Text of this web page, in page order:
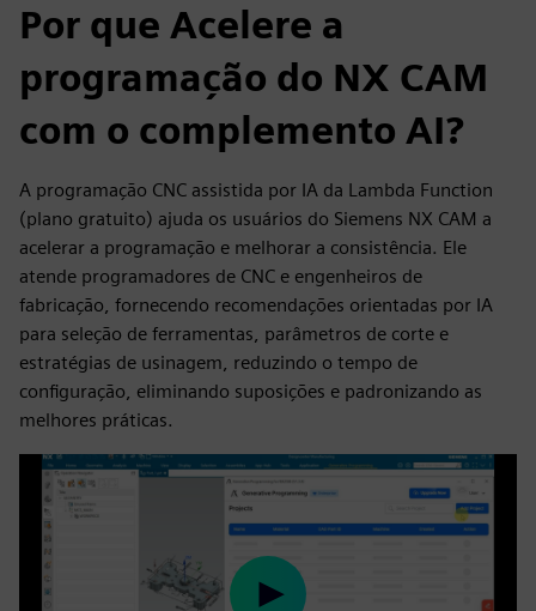
Por que Acelere a
programação do NX CAM
com o complemento AI?
A programação CNC assistida por IA da Lambda Function
(plano gratuito) ajuda os usuários do Siemens NX CAM a
acelerar a programação e melhorar a consistência. Ele
atende programadores de CNC e engenheiros de
fabricação, fornecendo recomendações orientadas por IA
para seleção de ferramentas, parâmetros de corte e
estratégias de usinagem, reduzindo o tempo de
configuração, eliminando suposições e padronizando as
melhores práticas.